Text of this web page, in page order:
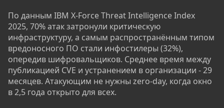
По данным IBM X-Force Threat Intelligence Index
2025, 70% атак затронули критическую
инфраструктуру, а самым распространённым типом
вредоносного ПО стали инфостилеры (32%),
опередив шифровальщиков. Среднее время между
публикацией CVE и устранением в организации - 29
месяцев. Атакующим не нужны zero-day, когда окно
в 2,5 года открыто для всех.